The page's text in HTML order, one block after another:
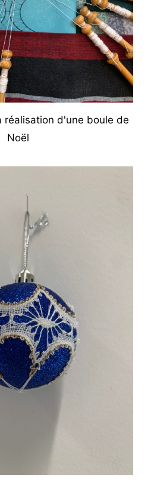
réalisation d'une boule de
Noël